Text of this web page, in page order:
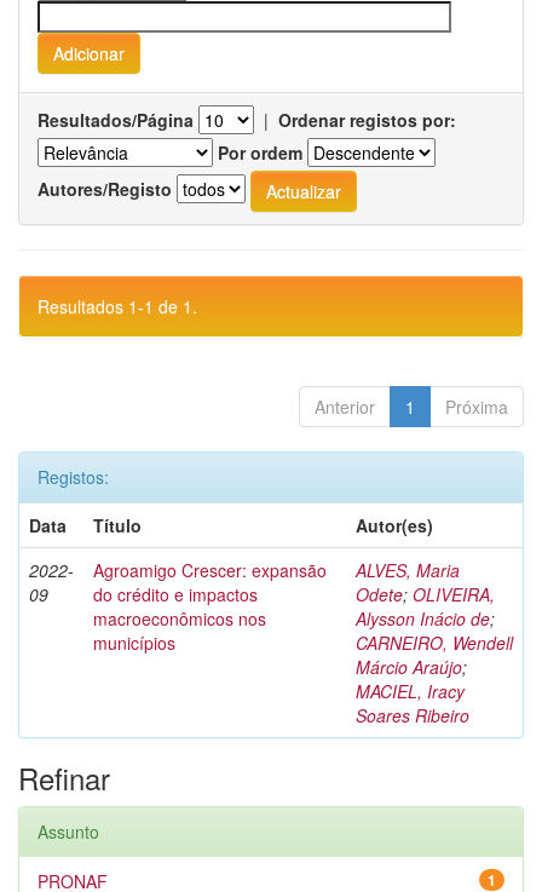
Resultados/Página | Ordenar registos por:
Por ordem
Autores/Registo
Resultados 1-1 de 1.
Anterior 1 Próxima
Registos:
Data
Título
Autor(es)
2022-
09
Agroamigo Crescer: expansão
do crédito e impactos
macroeconômicos nos
municípios
ALVES, Maria
Odete; OLIVEIRA,
Alysson Inácio de;
CARNEIRO, Wendell
Márcio Araújo;
MACIEL, Iracy
Soares Ribeiro
Refinar
Assunto
1
PRONAF